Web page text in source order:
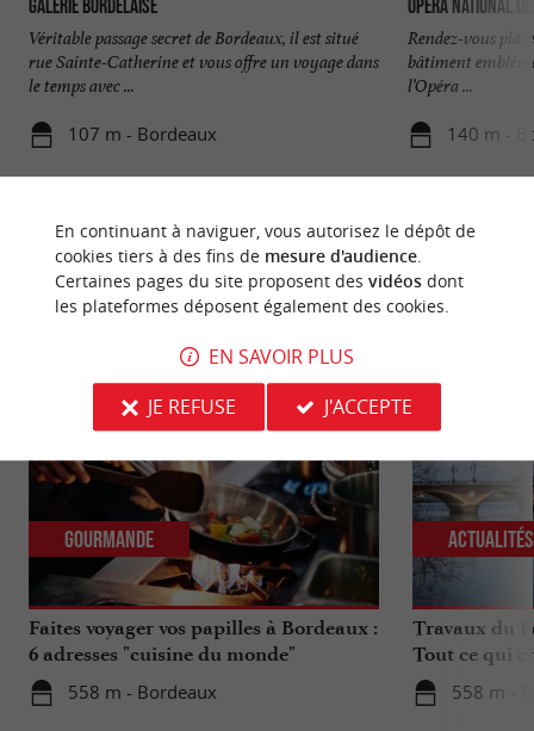
Galerie Bordelaise
Véritable passage secret de Bordeaux, il est situé
rue Sainte-Catherine et vous offre un voyage dans
le temps avec ...
107 m - Bordeaux
Opéra National
Rendez-vous
bâtiment
l’Opéra ...
140 m -
NOUS AVONS TESTÉPOUR VOUS
Faites voyager vos papilles à Bordeaux :
6 adresses "cuisine du monde"
558 m - Bordeaux
Gourmande
Travaux du
Tout ce qui
558 m -
Actualités
En continuant à naviguer, vous autorisez le dépôt de
cookies tiers à des fins de mesure d'audience.
Certaines pages du site proposent des vidéosdont
les plateformes déposent également des cookies.
EN SAVOIR PLUS
JE REFUSE
J'ACCEPTE